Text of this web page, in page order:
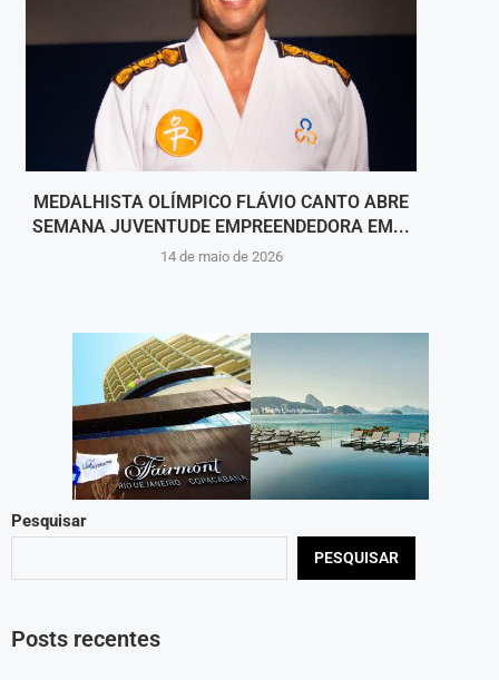
MEDALHISTA OLÍMPICO FLÁVIO CANTO ABRE
SEMANA JUVENTUDE EMPREENDEDORA EM...
14 de maio de 2026
Pesquisar
PESQUISAR
Posts recentes